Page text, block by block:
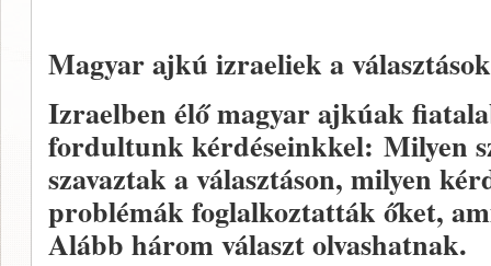
Magyar ajkú izraeliek a
Izraelben élő magyar ajkúak
fordultunk kérdéseinkkel: Milyen
szavaztak a választáson, milyen
problémák foglalkoztatták őket,
Alább három választ olvashatnak.